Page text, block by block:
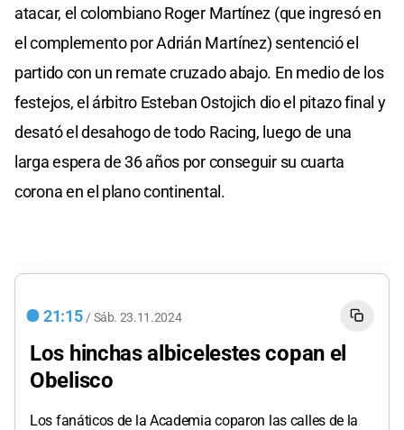
atacar, el colombiano Roger Martínez (que ingresó en
el complemento por Adrián Martínez) sentenció el
partido con un remate cruzado abajo. En medio de los
festejos, el árbitro Esteban Ostojich dio el pitazo final y
desató el desahogo de todo Racing, luego de una
larga espera de 36 años por conseguir su cuarta
corona en el plano continental.
21:15 / Sáb. 23.11.2024
Los hinchas albicelestes copan el
Obelisco
Los fanáticos de la Academia coparon las calles de la